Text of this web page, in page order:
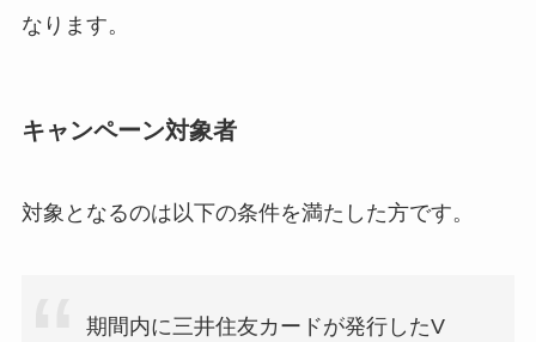
なります。
キャンペーン対象者
対象となるのは以下の条件を満たした方です。
期間内に三井住友カードが発行したV